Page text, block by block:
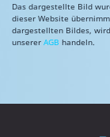
Das dargestellte Bild
dieser Website
dargestellten Bildes,
unserer AGB handeln.